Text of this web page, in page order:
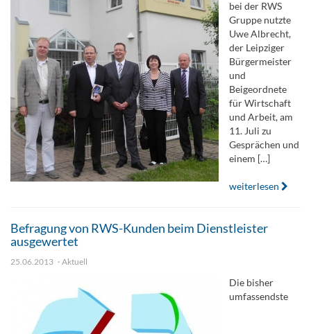
bei der RWS
Gruppe nutzte
Uwe Albrecht,
der Leipziger
Bürgermeister
und
Beigeordnete
für Wirtschaft
und Arbeit, am
11. Juli zu
Gesprächen und
einem […]
weiterlesen
Befragung von RWS-Kunden beim Dienstleister
ausgewertet
25.06.2013 Aktuell
Die bisher
umfassendste